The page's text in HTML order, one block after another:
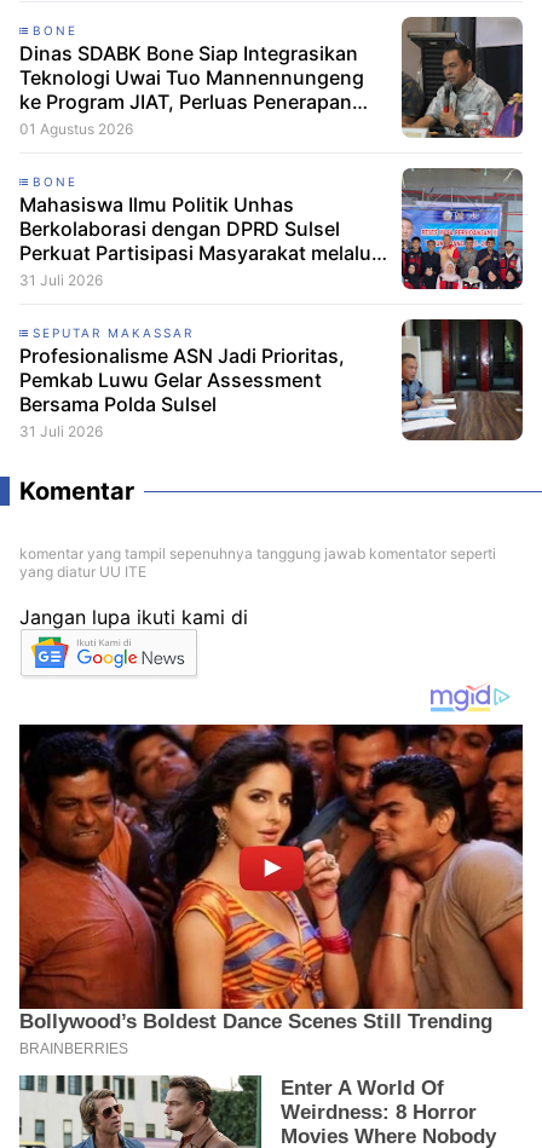
BONE
Dinas SDABK Bone Siap Integrasikan
Teknologi Uwai Tuo Mannennungeng
ke Program JIAT, Perluas Penerapan
Irigasi Cerdas
01 Agustus 2026
BONE
Mahasiswa Ilmu Politik Unhas
Berkolaborasi dengan DPRD Sulsel
Perkuat Partisipasi Masyarakat melalui
Edukasi Penyaluran Aspirasi di Desa
31 Juli 2026
SEPUTAR MAKASSAR
Profesionalisme ASN Jadi Prioritas,
Pemkab Luwu Gelar Assessment
Bersama Polda Sulsel
31 Juli 2026
Komentar
komentar yang tampil sepenuhnya tanggung jawab komentator seperti
yang diatur UU ITE
Jangan lupa ikuti kami di